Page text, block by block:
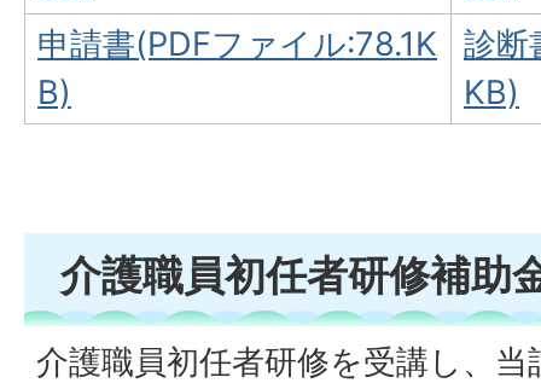
申請書(PDFファイル:78.1K
B)
診断
KB)
介護職員初任者研修補助
介護職員初任者研修を受講し、